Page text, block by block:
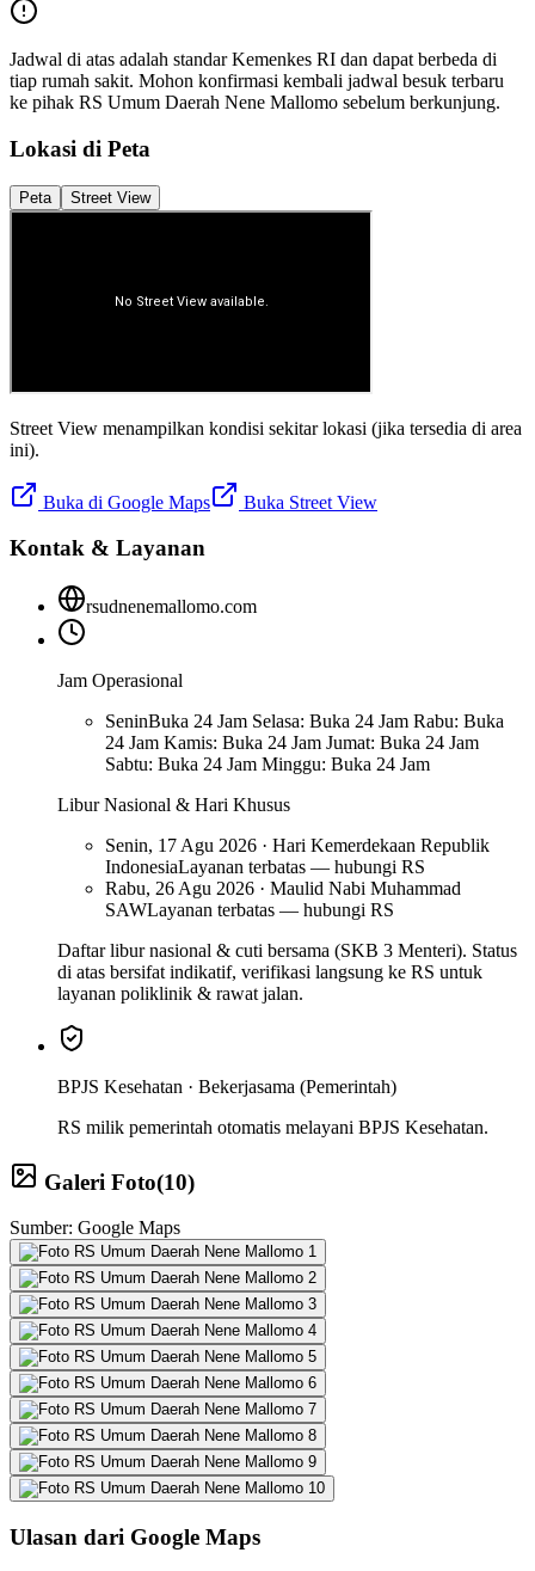
Jadwal di atas adalah standar Kemenkes RI dan dapat berbeda di
tiap rumah sakit. Mohon konfirmasi kembali jadwal besuk terbaru
ke pihak RS Umum Daerah Nene Mallomo sebelum berkunjung.
Lokasi di Peta
Peta Street View
Street View menampilkan kondisi sekitar lokasi (jika tersedia di area
ini).
Buka di Google Maps Buka Street View
Kontak & Layanan
rsudnenemallomo.com
Jam Operasional
SeninBuka 24 Jam Selasa: Buka 24 Jam Rabu: Buka
24 Jam Kamis: Buka 24 Jam Jumat: Buka 24 Jam
Sabtu: Buka 24 Jam Minggu: Buka 24 Jam
Libur Nasional & Hari Khusus
Senin, 17 Agu 2026 · Hari Kemerdekaan Republik
IndonesiaLayanan terbatas — hubungi RS
Rabu, 26 Agu 2026 · Maulid Nabi Muhammad
SAWLayanan terbatas — hubungi RS
Daftar libur nasional & cuti bersama (SKB 3 Menteri). Status
di atas bersifat indikatif, verifikasi langsung ke RS untuk
layanan poliklinik & rawat jalan.
BPJS Kesehatan · Bekerjasama (Pemerintah)
RS milik pemerintah otomatis melayani BPJS Kesehatan.
Galeri Foto(10)
Sumber: Google Maps
Ulasan dari Google Maps